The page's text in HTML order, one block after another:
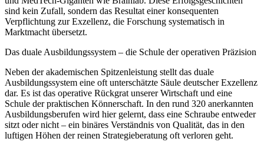
sind kein Zufall, sondern das Resultat einer konsequenten
Verpflichtung zur Exzellenz, die Forschung systematisch in
Marktmacht übersetzt.
Das duale Ausbildungssystem – die Schule der operativen Präzision
Neben der akademischen Spitzenleistung stellt das duale
Ausbildungssystem eine oft unterschätzte Säule deutscher Exzellenz
dar. Es ist das operative Rückgrat unserer Wirtschaft und eine
Schule der praktischen Könnerschaft. In den rund 320 anerkannten
Ausbildungsberufen wird hier gelernt, dass eine Schraube entweder
sitzt oder nicht – ein binäres Verständnis von Qualität, das in den
luftigen Höhen der reinen Strategieberatung oft verloren geht.